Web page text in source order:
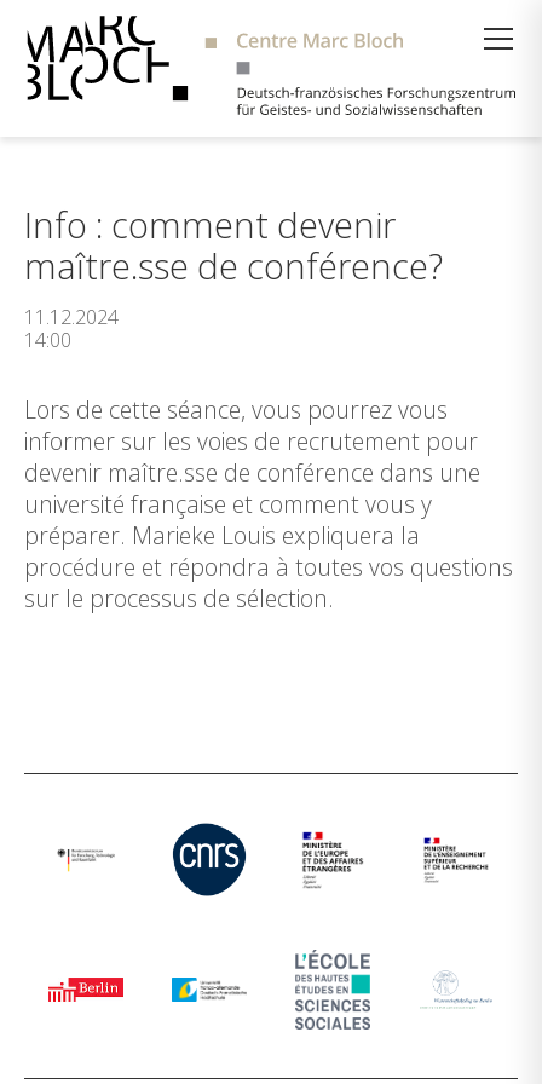
Info : comment devenir
maître.sse de conférence?
11.12.2024
14:00
Lors de cette séance, vous pourrez vous
informer sur les voies de recrutement pour
devenir maître.sse de conférence dans une
université française et comment vous y
préparer. Marieke Louis expliquera la
procédure et répondra à toutes vos questions
sur le processus de sélection.